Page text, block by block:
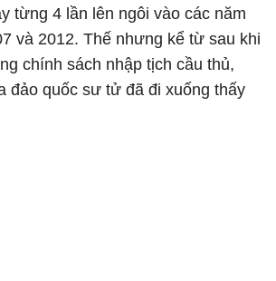
từng 4 lần lên ngôi vào các năm
và 2012. Thế nhưng kể từ sau khi
chính sách nhập tịch cầu thủ,
đảo quốc sư tử đã đi xuống thấy